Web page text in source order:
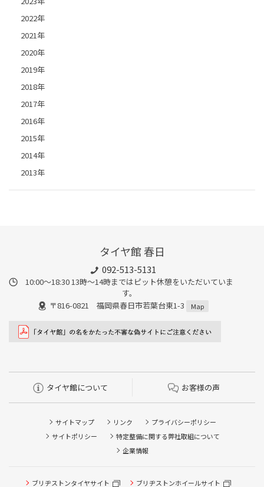
2022年
2021年
2020年
2019年
2018年
2017年
2016年
2015年
2014年
2013年
タイヤ館 春日
092-513-5131
10:00～18:30 13時〜14時まではピット休憩をいただいていま
す。
〒816-0821 福岡県春日市若葉台東1-3
Map
タイヤ館について お客様の声
サイトマップ リンク
プライバシーポリシー
サイトポリシー
特定整備に関する弊社取組について
企業情報
ブリヂストンタイヤサイト ブリヂストンホイールサイト
タイヤ点検・安全点検/タイヤ履き替え/オイル交換/その他